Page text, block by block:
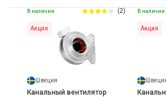
В наличии (2)
Акция
Швеция
Канальный вентилятор
В наличии
Акция